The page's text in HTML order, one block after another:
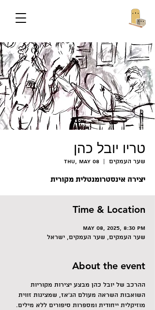
טריו יובל כהן
Thu, May 08
  |
שער העמקים
יצירה אינסטרומנטלית מקורית
Time & Location
May 08, 2025, 8:30 PM
שער העמקים, שער העמקים, ישראל
About the event
ההרכב של יובל כהן מבצע יצירות מקוריות
השואבות השראה מעולם הג'אז, שמציגות זווית
מוזיקלית ייחודית ומספרות סיפורים ללא מילים.